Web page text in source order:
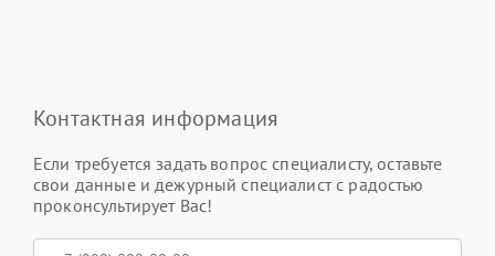
Контактная информация
Если требуется задать вопрос специалисту, оставьте
свои данные и дежурный специалист с радостью
проконсультирует Вас!